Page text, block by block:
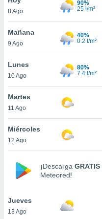
en
más
nuestra
de
aceptar
de
8 Ago
90%
25 l/m²
Mañana
9 Ago
40%
0.2 l/m²
Lunes
10 Ago
80%
7.4 l/m²
Martes
11 Ago
Miércoles
12 Ago
¡Descarga GRATIS
Meteored!
Jueves
13 Ago